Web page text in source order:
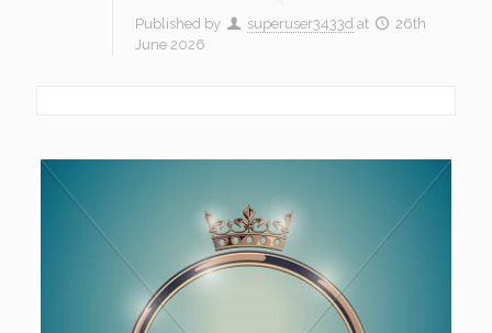
Published by superuser3433d at
26th
June 2026